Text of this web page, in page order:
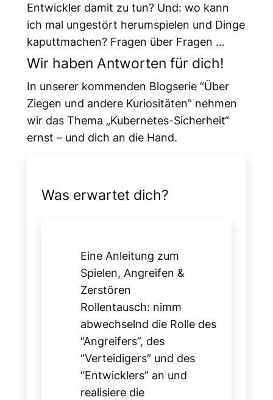
Entwickler damit zu tun? Und: wo kann
ich mal ungestört herumspielen und Dinge
kaputtmachen? Fragen über Fragen …
Wir haben Antworten für dich!
In unserer kommenden Blogserie “Über
Ziegen und andere Kuriositäten” nehmen
wir das Thema „Kubernetes-Sicherheit“
ernst – und dich an die Hand.
Was erwartet dich?
Eine Anleitung zum
Spielen, Angreifen &
Zerstören
Rollentausch: nimm
abwechselnd die Rolle des
“Angreifers”, des
“Verteidigers” und des
“Entwicklers” an und
realisiere die